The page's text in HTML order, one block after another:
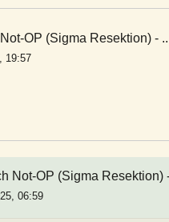
OP (Sigma Resektion) -
19:57
Not-OP (Sigma Resektion)
06:59